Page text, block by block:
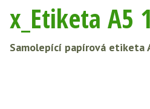
x_Etiketa A5
Samolepící papírová etiketa